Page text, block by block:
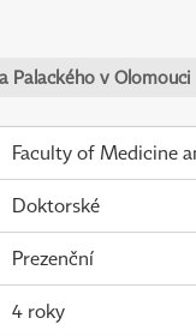
Palackého v Olomouci
Faculty of Medicine
Doktorské
Prezenční
4 roky